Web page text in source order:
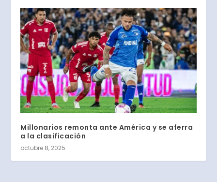
Millonarios remonta ante América y se aferra
a la clasificación
octubre 8, 2025